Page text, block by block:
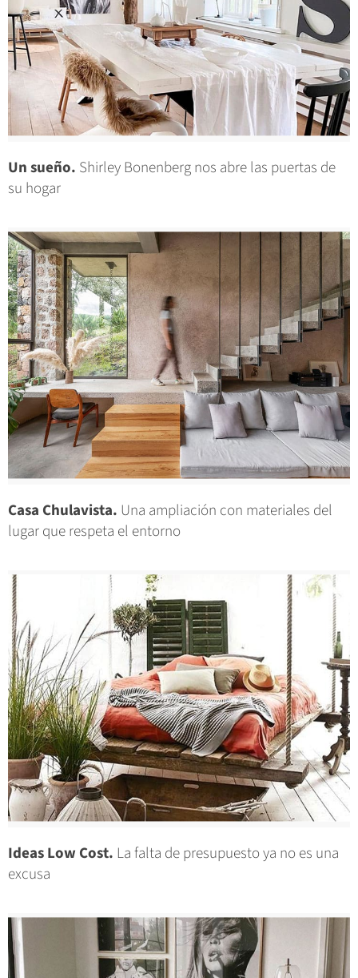
Un sueño. Shirley Bonenberg nos abre las puertas de
su hogar
Casa Chulavista. Una ampliación con materiales del
lugar que respeta el entorno
Ideas Low Cost. La falta de presupuesto ya no es una
excusa